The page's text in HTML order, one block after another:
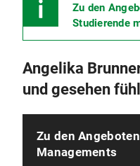
Zu den
Studierende
Angelika
und gesehen
Zu den
Managements